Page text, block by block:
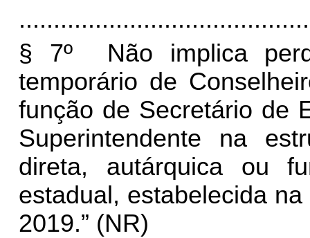
§ 7º Não implica
temporário de
função de Secretário de
Superintendente na
direta, autárquica ou
estadual, estabelecida
2019.” (NR)